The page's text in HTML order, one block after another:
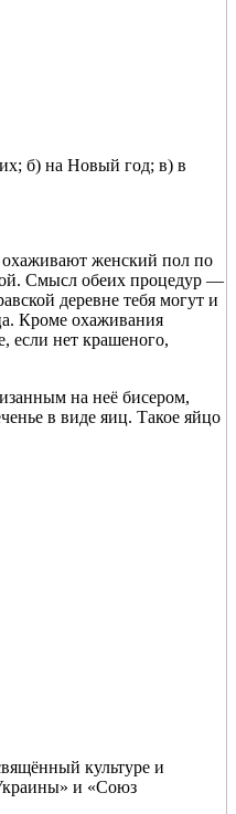
б) на Новый год; в) в
женский пол по
Смысл обеих процедур —
деревне тебя могут и
Кроме охаживания
если нет крашеного,
на неё бисером,
в виде яиц. Такое яйцо
культуре и
и «Союз